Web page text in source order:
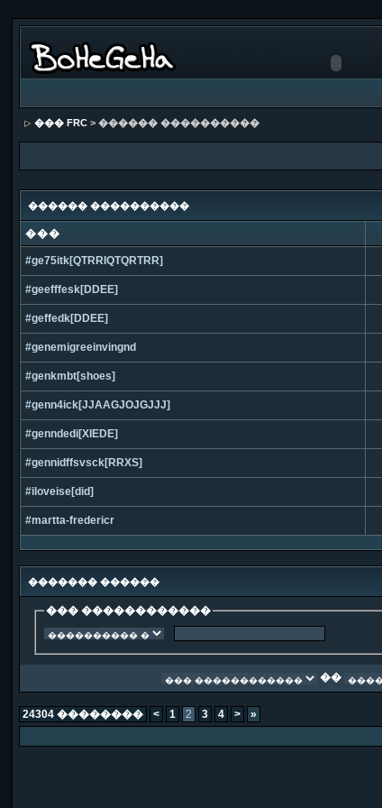
��� FRC > ������ ����������
������ ����������
���
#ge75itk[QTRRIQTQRTRR]
#geefffesk[DDEE]
#geffedk[DDEE]
#genemigreeinvingnd
#genkmbt[shoes]
#genn4ick[JJAAGJOJGJJJ]
#genndedi[XIEDE]
#gennidffsvsck[RRXS]
#iloveise[did]
#martta-fredericr
������� ������
��� ������������
��
24304 �������� < 1 2 3 4 > »